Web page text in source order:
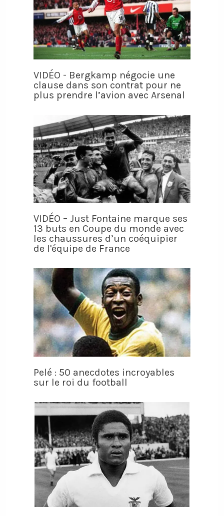
VIDÉO - Bergkamp négocie une
clause dans son contrat pour ne
plus prendre l’avion avec Arsenal
VIDÉO – Just Fontaine marque ses
13 buts en Coupe du monde avec
les chaussures d’un coéquipier
de l'équipe de France
Pelé : 50 anecdotes incroyables
sur le roi du football